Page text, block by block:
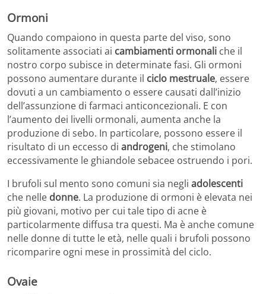
Ormoni
Quando compaiono in questa parte del viso, sono
solitamente associati ai cambiamenti ormonali che il
nostro corpo subisce in determinate fasi. Gli ormoni
possono aumentare durante il ciclo mestruale, essere
dovuti a un cambiamento o essere causati dall’inizio
dell’assunzione di farmaci anticoncezionali. E con
l’aumento dei livelli ormonali, aumenta anche la
produzione di sebo. In particolare, possono essere il
risultato di un eccesso di androgeni, che stimolano
eccessivamente le ghiandole sebacee ostruendo i pori.
I brufoli sul mento sono comuni sia negli adolescenti
che nelle donne. La produzione di ormoni è elevata nei
più giovani, motivo per cui tale tipo di acne è
particolarmente diffusa tra questi. Ma è anche comune
nelle donne di tutte le età, nelle quali i brufoli possono
ricomparire ogni mese in prossimità del ciclo.
Ovaie